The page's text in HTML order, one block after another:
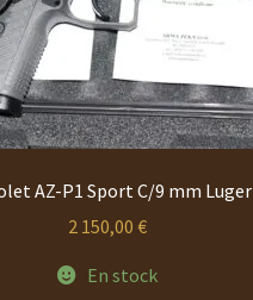
AZ-P1 Sport C/9 mm Luger
2 150,00 €
En stock